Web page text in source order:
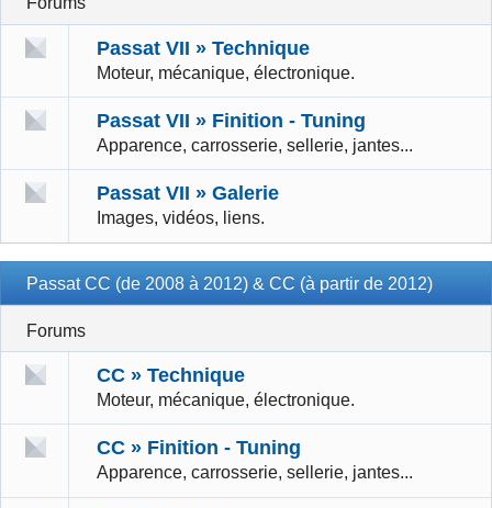
Passat VII » Technique
Moteur, mécanique, électronique.
Passat VII » Finition - Tuning
Apparence, carrosserie, sellerie, jantes...
Passat VII » Galerie
Images, vidéos, liens.
Passat CC (de 2008 à 2012) & CC (à partir de 2012)
Forums
CC » Technique
Moteur, mécanique, électronique.
CC » Finition - Tuning
Apparence, carrosserie, sellerie, jantes...